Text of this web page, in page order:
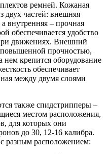
ремней. Кожаная
двух частей: внешняя
внутренняя – прочная
обеспечивается удобство
движениях. Внешний
прочностью,
крепится оборудование
обеспечивает
между двумя слоями
также спидстрипперы –
местом расположения,
для которых они
до 30, 12-16 калибра.
разным расположением: